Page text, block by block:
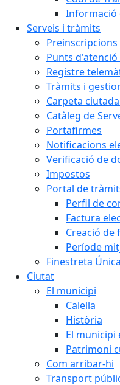
Informació
Serveis i tràmits
Preinscripcions
Punts
Registre
Tràmits i
Carpeta
Catàleg de
Portafirmes
Notificacions
Verificació de
Impostos
Portal de
Perfil de
Factura
Creació de
Període
Finestreta
Ciutat
El municipi
Calella
Història
El municipi
Patrimoni
Com arribar-hi
Transport